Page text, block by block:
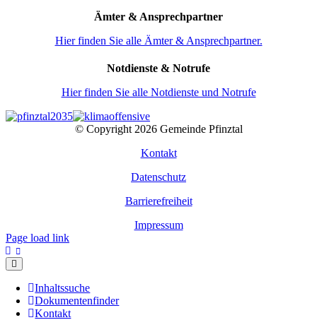
Ämter & Ansprechpartner
Hier finden Sie alle Ämter & Ansprechpartner.
Notdienste & Notrufe
Hier finden Sie alle Notdienste und Notrufe
© Copyright 2026 Gemeinde Pfinztal
Kontakt
Datenschutz
Barrierefreiheit
Impressum
Page load link
Inhaltssuche
Dokumentenfinder
Kontakt